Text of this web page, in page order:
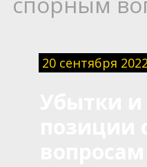
20 сентября 2022